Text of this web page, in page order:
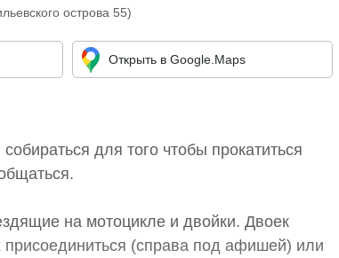
острова 55)
Открыть в Google.Maps
для того чтобы прокатиться
на мотоцикле и двойки. Двоек
(справа под афишей) или